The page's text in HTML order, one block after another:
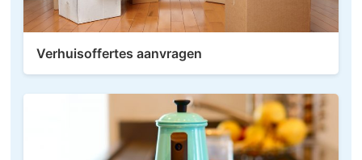
Verhuisoffertes aanvragen